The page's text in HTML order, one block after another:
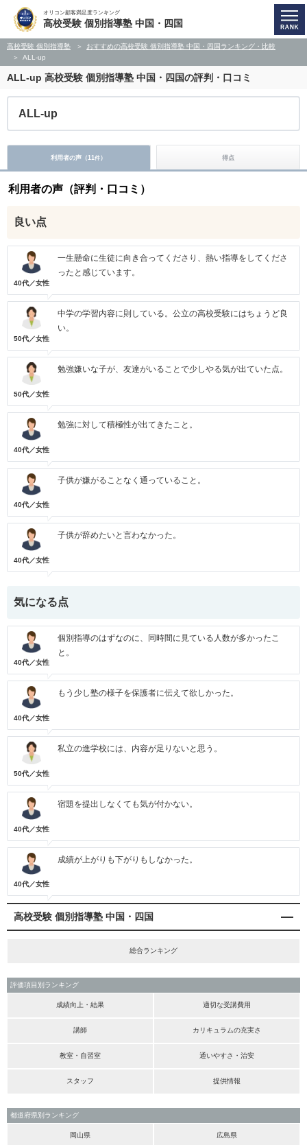
オリコン顧客満足度ランキング
高校受験 個別指導塾 中国・四国
高校受験 個別指導塾
おすすめの高校受験 個別指導塾 中国・四国ランキング・比較
ALL-up
ALL-up 高校受験 個別指導塾 中国・四国の評判・口コミ
ALL-up
利用者の声（11件） 得点
利用者の声（評判・口コミ）
良い点
40代／女性
一生懸命に生徒に向き合ってくださり、熱い指導をしてくださ
ったと感じています。
50代／女性
中学の学習内容に則している。公立の高校受験にはちょうど良
い。
50代／女性
勉強嫌いな子が、友達がいることで少しやる気が出ていた点。
40代／女性
勉強に対して積極性が出てきたこと。
40代／女性
子供が嫌がることなく通っていること。
40代／女性
子供が辞めたいと言わなかった。
気になる点
40代／女性
個別指導のはずなのに、同時間に見ている人数が多かったこ
と。
40代／女性
もう少し塾の様子を保護者に伝えて欲しかった。
50代／女性
私立の進学校には、内容が足りないと思う。
40代／女性
宿題を提出しなくても気が付かない。
40代／女性
成績が上がりも下がりもしなかった。
高校受験 個別指導塾 中国・四国
総合ランキング
評価項目別ランキング
成績向上・結果 適切な受講費用
講師 カリキュラムの充実さ
教室・自習室 通いやすさ・治安
スタッフ 提供情報
都道府県別ランキング
岡山県 広島県